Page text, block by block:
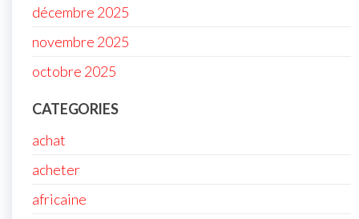
décembre 2025
novembre 2025
octobre 2025
CATEGORIES
achat
acheter
africaine